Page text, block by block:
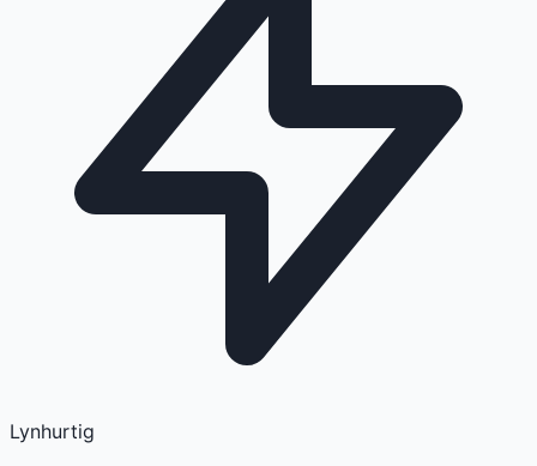
Lynhurtig